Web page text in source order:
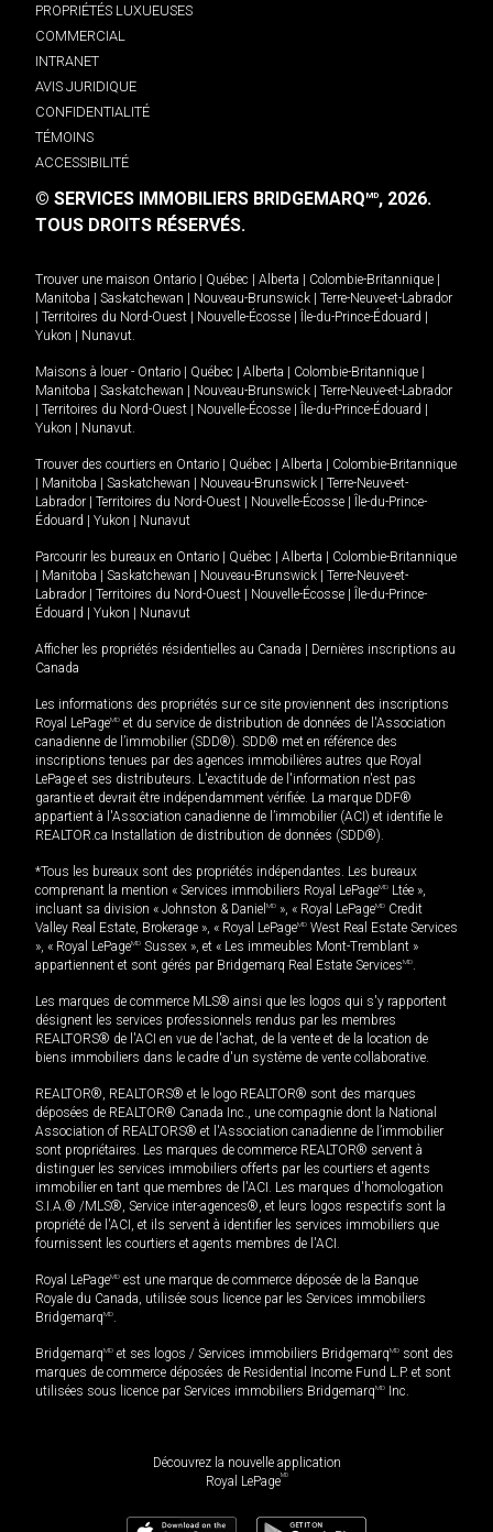
PROPRIÉTÉS LUXUEUSES
COMMERCIAL
INTRANET
AVIS JURIDIQUE
CONFIDENTIALITÉ
TÉMOINS
ACCESSIBILITÉ
© SERVICES IMMOBILIERS BRIDGEMARQMD, 2026.
TOUS DROITS RÉSERVÉS.
Trouver une maison Ontario | Québec | Alberta | Colombie-Britannique |
Manitoba | Saskatchewan | Nouveau-Brunswick | Terre-Neuve-et-Labrador
| Territoires du Nord-Ouest | Nouvelle-Écosse | Île-du-Prince-Édouard |
Yukon | Nunavut
Maisons à louer - Ontario | Québec | Alberta | Colombie-Britannique |
Manitoba | Saskatchewan | Nouveau-Brunswick | Terre-Neuve-et-Labrador
| Territoires du Nord-Ouest | Nouvelle-Écosse | Île-du-Prince-Édouard |
Yukon | Nunavut
Trouver des courtiers en Ontario | Québec | Alberta | Colombie-Britannique
| Manitoba | Saskatchewan | Nouveau-Brunswick | Terre-Neuve-et-
Labrador | Territoires du Nord-Ouest | Nouvelle-Écosse | Île-du-Prince-
Édouard | Yukon | Nunavut
Parcourir les bureaux en Ontario | Québec | Alberta | Colombie-Britannique
| Manitoba | Saskatchewan | Nouveau-Brunswick | Terre-Neuve-et-
Labrador | Territoires du Nord-Ouest | Nouvelle-Écosse | Île-du-Prince-
Édouard | Yukon | Nunavut
Afficher les propriétés résidentielles au Canada | Dernières inscriptions au
Canada
Les informations des propriétés sur ce site proviennent des inscriptions
Royal LePageMD et du service de distribution de données de l'Association
canadienne de l’immobilier (SDD®). SDD® met en référence des
inscriptions tenues par des agences immobilières autres que Royal
LePage et ses distributeurs. L'exactitude de l'information n'est pas
garantie et devrait être indépendamment vérifiée. La marque DDF®
appartient à l'Association canadienne de l’immobilier (ACI) et identifie le
REALTOR.ca Installation de distribution de données (SDD®).
*Tous les bureaux sont des propriétés indépendantes. Les bureaux
comprenant la mention « Services immobiliers Royal LePageMD Ltée »,
incluant sa division « Johnston & Daniel MD », « Royal LePageMD Credit
Valley Real Estate, Brokerage », « Royal LePageMD West Real Estate Services
», « Royal LePageMD Sussex », et « Les immeubles Mont-Tremblant »
appartiennent et sont gérés par Bridgemarq Real Estate ServicesMD
Les marques de commerce MLS® ainsi que les logos qui s'y rapportent
désignent les services professionnels rendus par les membres
REALTORS® de l'ACI en vue de l'achat, de la vente et de la location de
biens immobiliers dans le cadre d'un système de vente collaborative.
REALTOR®, REALTORS® et le logo REALTOR® sont des marques
déposées de REALTOR® Canada Inc., une compagnie dont la National
Association of REALTORS® et l'Association canadienne de l’immobilier
sont propriétaires. Les marques de commerce REALTOR® servent à
distinguer les services immobiliers offerts par les courtiers et agents
immobilier en tant que membres de l'ACI. Les marques d'homologation
S.I.A.® /MLS®, Service inter-agences®, et leurs logos respectifs sont la
propriété de l'ACI, et ils servent à identifier les services immobiliers que
fournissent les courtiers et agents membres de l'ACI.
Royal LePageMD est une marque de commerce déposée de la Banque
Royale du Canada, utilisée sous licence par les Services immobiliers
BridgemarqMD
BridgemarqMD et ses logos / Services immobiliers BridgemarqMD sont des
marques de commerce déposées de Residential Income Fund L.P. et sont
utilisées sous licence par Services immobiliers BridgemarqMD Inc.
Découvrez la nouvelle application
Royal LePageMD